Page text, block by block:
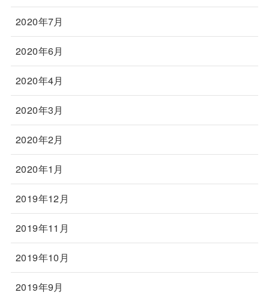
2020年7月
2020年6月
2020年4月
2020年3月
2020年2月
2020年1月
2019年12月
2019年11月
2019年10月
2019年9月